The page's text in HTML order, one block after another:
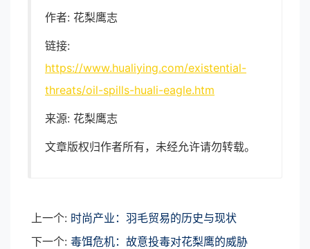
作者: 花梨鹰志
链接:
https://www.hualiying.com/existential-
threats/oil-spills-huali-eagle.htm
来源: 花梨鹰志
文章版权归作者所有，未经允许请勿转载。
上一个: 时尚产业：羽毛贸易的历史与现状
下一个: 毒饵危机：故意投毒对花梨鹰的威胁